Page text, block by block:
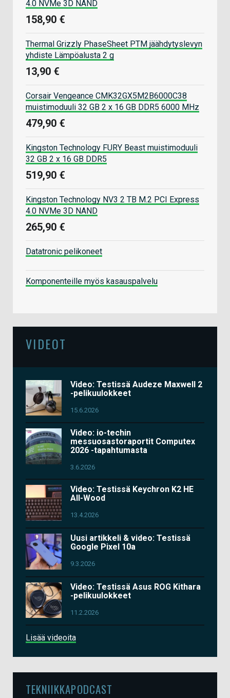
4.0 NVMe 3D NAND
158,90 €
Thermal Grizzly PhaseSheet PTM jäähdytyslevyn
yhdiste Lämpöalusta 2 g
13,90 €
Corsair Vengeance CMK32GX5M2B6000C38
muistimoduuli 32 GB 2 x 16 GB DDR5 6000 MHz
479,90 €
Kingston Technology FURY Beast muistimoduuli
32 GB 2 x 16 GB DDR5
519,90 €
Kingston Technology NV3 2 TB M.2 PCI Express
4.0 NVMe 3D NAND
265,90 €
Datatronic pelikoneet
Komponenteille myös kasauspalvelu
VIDEOT
Video: Testissä Audeze Maxwell 2
-pelikuulokkeet
15.6.2026
Video: io-techin
messuosastoraportit Computex
2026 -tapahtumasta
3.6.2026
Video: Testissä Keychron K2 HE
All-Wood
13.4.2026
Uusi artikkeli & video: Testissä
Google Pixel 10a
9.3.2026
Video: Testissä Asus ROG Kithara
-pelikuulokkeet
11.2.2026
Lisää videoita
TEKNIIKKAPODCAST